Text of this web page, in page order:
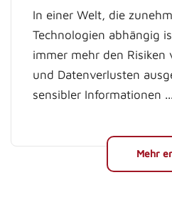
In einer Welt, die
Technologien abhängig
immer mehr den Risiken
und Datenverlusten
sensibler Informationen ...
Mehr